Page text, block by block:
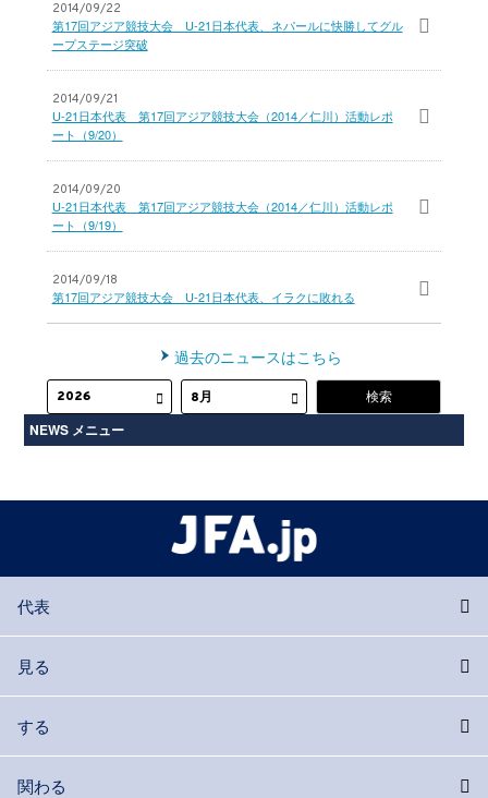
2014/09/22
第17回アジア競技大会 U-21日本代表、ネパールに快勝してグル
ープステージ突破
2014/09/21
U-21日本代表 第17回アジア競技大会（2014／仁川）活動レポ
ート（9/20）
2014/09/20
U-21日本代表 第17回アジア競技大会（2014／仁川）活動レポ
ート（9/19）
2014/09/18
第17回アジア競技大会 U-21日本代表、イラクに敗れる
過去のニュースはこちら
NEWS メニュー
代表
見る
する
関わる